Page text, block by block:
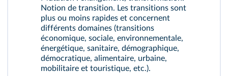
Notion de transition. Les transitions sont
plus ou moins rapides et concernent
différents domaines (transitions
économique, sociale, environnementale,
énergétique, sanitaire, démographique,
démocratique, alimentaire, urbaine,
mobilitaire et touristique, etc.).